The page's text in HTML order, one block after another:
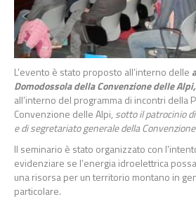
L’evento è stato proposto all’interno delle
Domodossola della Convenzione delle Alpi,
all’interno del programma di incontri della
Convenzione delle Alpi, sotto il patrocinio
e di segretariato generale della
Il seminario è stato organizzato con
evidenziare se l’energia idroelettrica
una risorsa per un territorio montano in
particolare.